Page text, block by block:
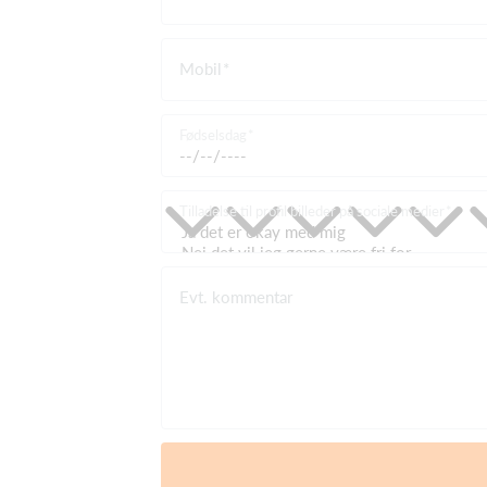
Mobil
Tilladelse til profil billeder på sociale medier
Evt. kommentar